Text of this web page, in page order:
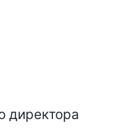
директора